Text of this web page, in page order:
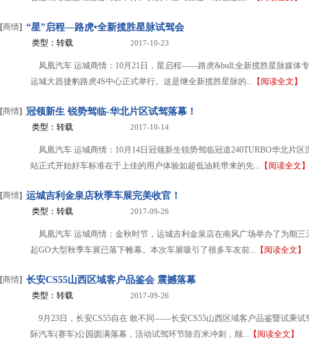
[商情] “星”启程—路虎•全新揽胜星脉试驾会
类型：转载 2017-10-23
凤凰汽车 运城商情：10月21日，星启程——路虎&bull;全新揽胜星脉媒体
运城大昌捷豹路虎4S中心正式举行。这是继全新揽胜星脉的... 【阅读全文】
[商情] 冠领新生 锐势驾临-华北片区试驾落幕！
类型：转载 2017-10-14
凤凰汽车 运城商情：10月14日冠领新生锐势驾临冠道240TURBO华北片区
站正式开始好车标准在于上佳的用户体验如超低油耗带来的先... 【阅读全文】
[商情] 运城吉利金泉店秋季车展完美收官！
类型：转载 2017-09-26
凤凰汽车 运城商情：金秋时节，运城吉利金泉店在南风广场举办了为期三
起GO大型秋季车展已落下帷幕。本次车展吸引了很多车友前... 【阅读全文】
[商情] 长安CS55山西区域客户品鉴会 震撼落幕
类型：转载 2017-09-26
9月23日，长安CS55自在 敢不同——长安CS55山西区域客户品鉴暨试乘试
际汽车(赛车)公园圆满落幕，活动试驾环节除百米冲刺，颠... 【阅读全文】